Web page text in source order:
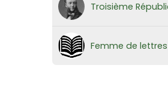
Troisième
Femme de lettres